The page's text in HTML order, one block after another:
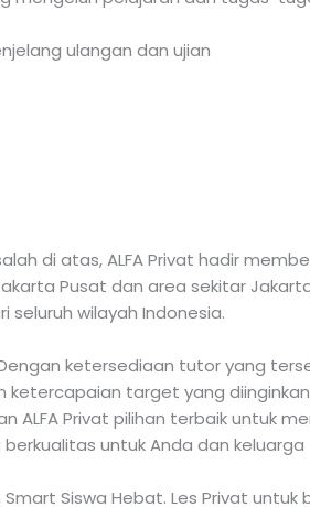
ulangan dan ujian
di atas, ALFA Privat hadir
Pusat dan area sekitar
seluruh wilayah Indonesia.
ketersediaan tutor yang
target yang
Privat pilihan terbaik untuk
untuk Anda dan keluarga
Siswa Hebat. Les Privat untuk